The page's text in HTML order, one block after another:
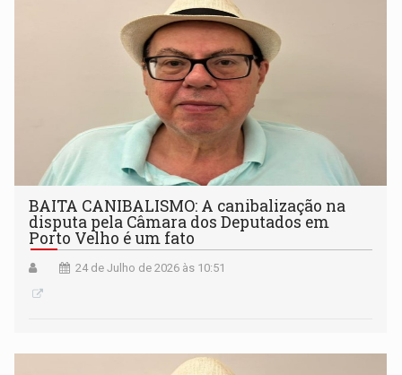
BAITA CANIBALISMO: A canibalização na
disputa pela Câmara dos Deputados em
Porto Velho é um fato
24 de Julho de 2026 às 10:51